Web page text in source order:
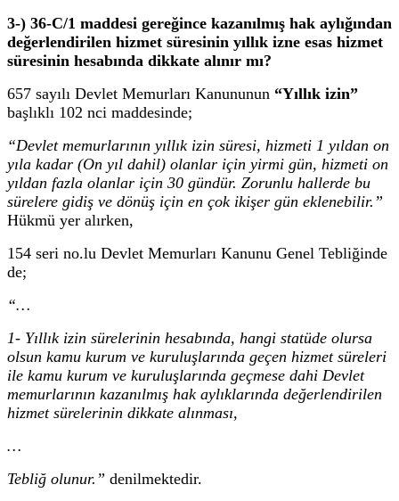
3-) 36-C/1 maddesi gereğince kazanılmış hak aylığından
değerlendirilen hizmet süresinin yıllık izne esas hizmet
süresinin hesabında dikkate alınır mı?
657 sayılı Devlet Memurları Kanununun “Yıllık izin”
başlıklı 102 nci maddesinde;
“Devlet memurlarının yıllık izin süresi, hizmeti 1 yıldan on
yıla kadar (On yıl dahil) olanlar için yirmi gün, hizmeti on
yıldan fazla olanlar için 30 gündür. Zorunlu hallerde bu
sürelere gidiş ve dönüş için en çok ikişer gün eklenebilir.”
Hükmü yer alırken,
154 seri no.lu Devlet Memurları Kanunu Genel Tebliğinde
de;
“…
1- Yıllık izin sürelerinin hesabında, hangi statüde olursa
olsun kamu kurum ve kuruluşlarında geçen hizmet süreleri
ile kamu kurum ve kuruluşlarında geçmese dahi Devlet
memurlarının kazanılmış hak aylıklarında değerlendirilen
hizmet sürelerinin dikkate alınması,
…
Tebliğ olunur.” denilmektedir.